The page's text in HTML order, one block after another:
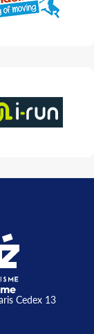
Cedex 13